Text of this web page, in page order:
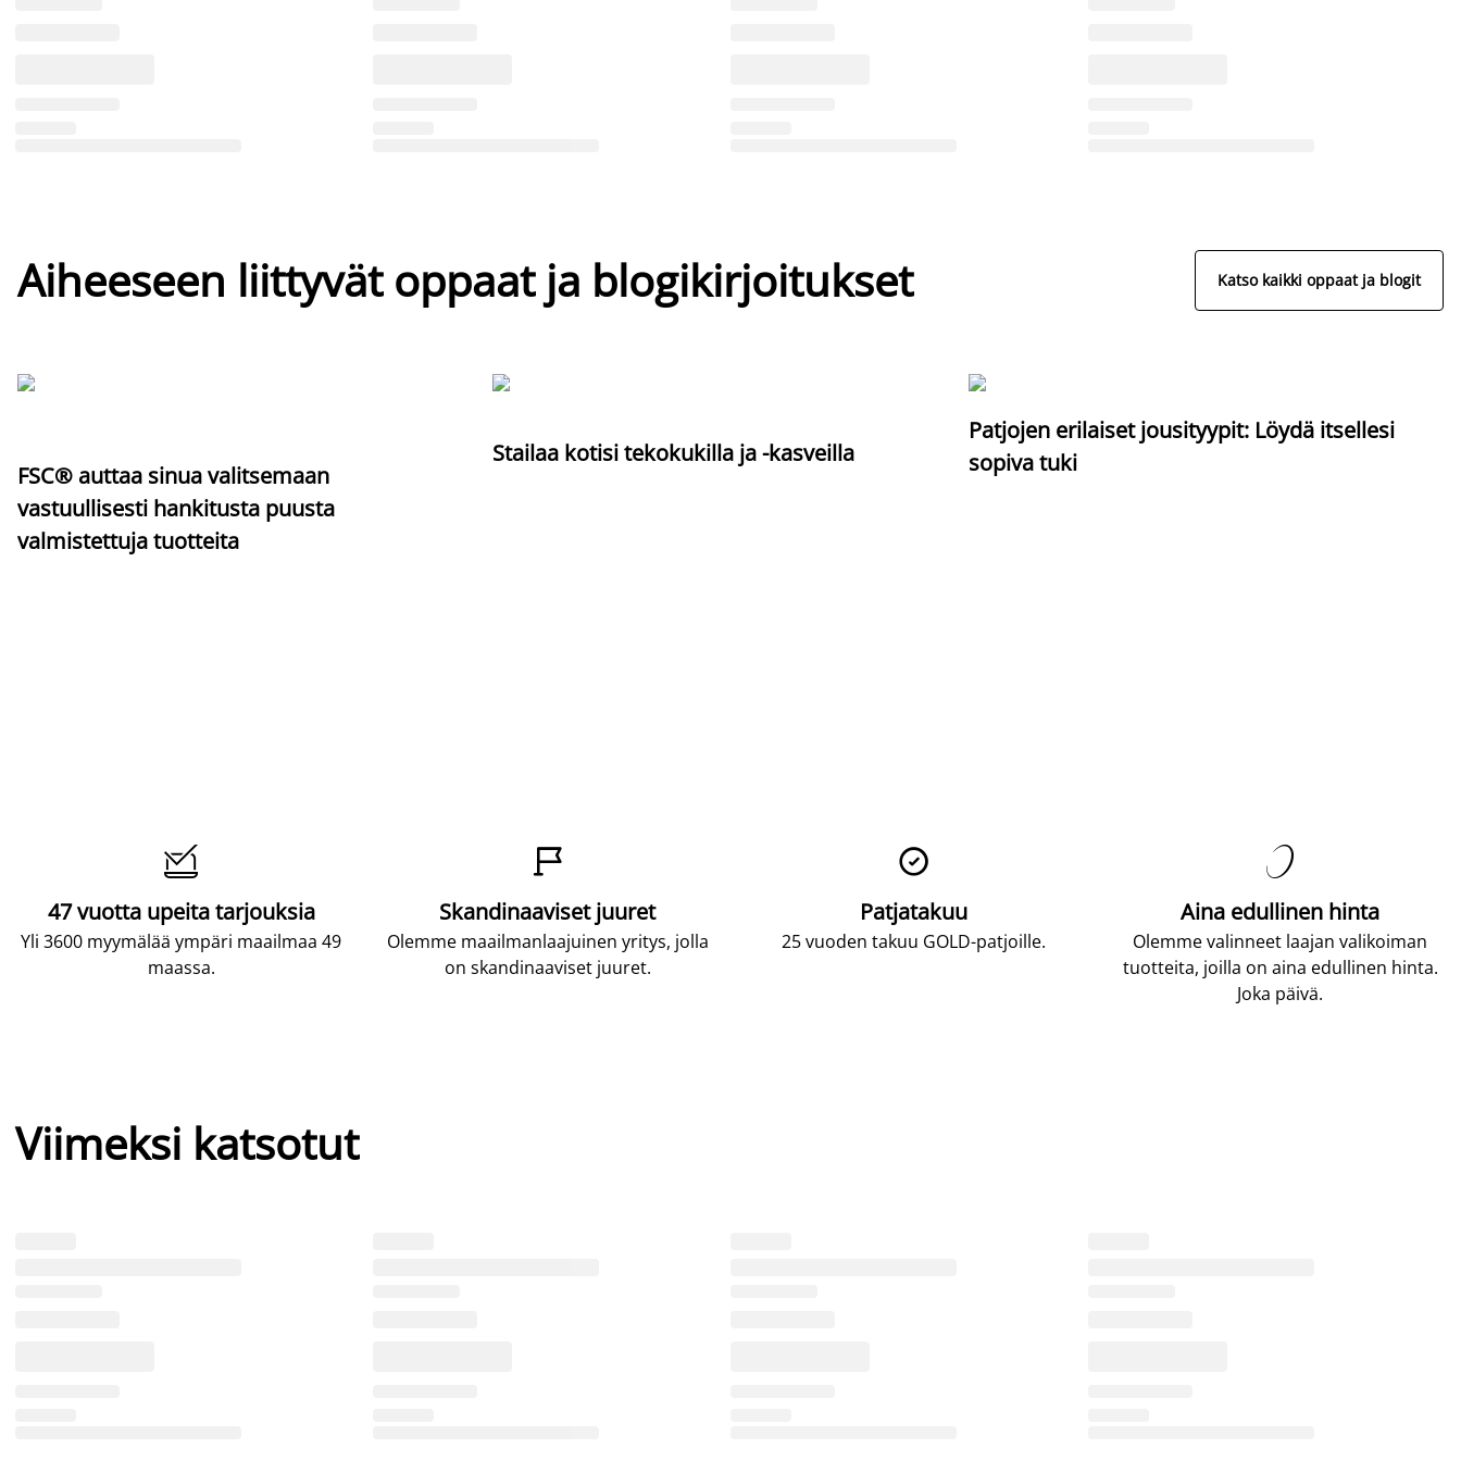
Aiheeseen liittyvät oppaat ja blogikirjoitukset Katso kaikki oppaat ja blogit
FSC® auttaa sinua valitsemaan
vastuullisesti hankitusta puusta
valmistettuja tuotteita
Stailaa kotisi tekokukilla ja -kasveilla
Patjojen erilaiset jousityypit: Löydä itsellesi
sopiva tuki

47 vuotta upeita tarjouksia
Yli 3600 myymälää ympäri maailmaa 49
maassa.

Skandinaaviset juuret
Olemme maailmanlaajuinen yritys, jolla
on skandinaaviset juuret.

Patjatakuu
25 vuoden takuu GOLD-patjoille.

Aina edullinen hinta
Olemme valinneet laajan valikoiman
tuotteita, joilla on aina edullinen hinta.
Joka päivä.
Viimeksi katsotut